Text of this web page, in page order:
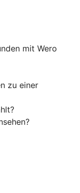
mit Wero
zu einer